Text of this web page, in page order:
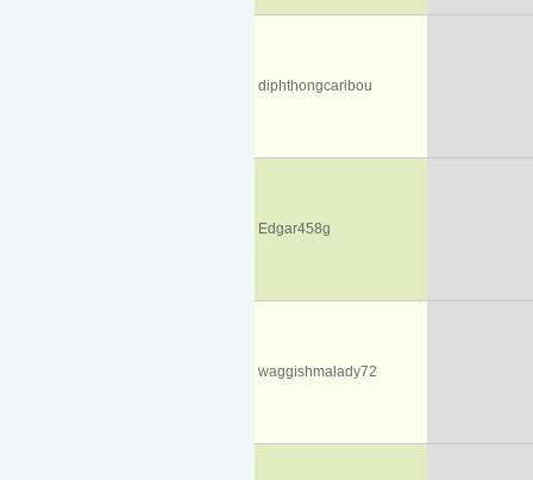
diphthongcaribou
Edgar458g
waggishmalady72